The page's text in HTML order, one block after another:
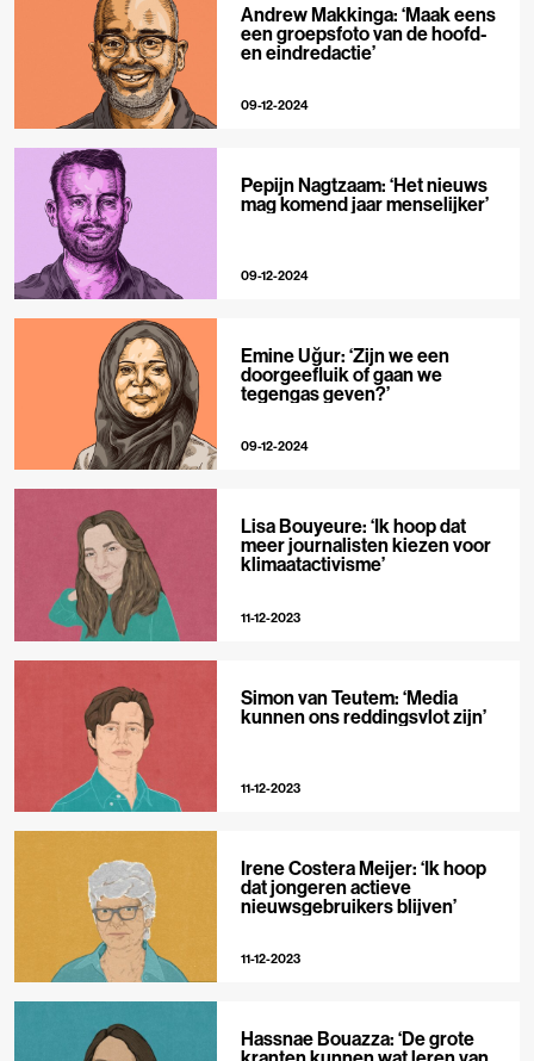
Andrew Makkinga: ‘Maak eens
een groepsfoto van de hoofd-
en eindredactie’
09-12-2024
Pepijn Nagtzaam: ‘Het nieuws
mag komend jaar menselijker’
09-12-2024
Emine Uğur: ‘Zijn we een
doorgeefluik of gaan we
tegengas geven?’
09-12-2024
Lisa Bouyeure: ‘Ik hoop dat
meer journalisten kiezen voor
klimaatactivisme’
11-12-2023
Simon van Teutem: ‘Media
kunnen ons reddingsvlot zijn’
11-12-2023
Irene Costera Meijer: ‘Ik hoop
dat jongeren actieve
nieuwsgebruikers blijven’
11-12-2023
Hassnae Bouazza: ‘De grote